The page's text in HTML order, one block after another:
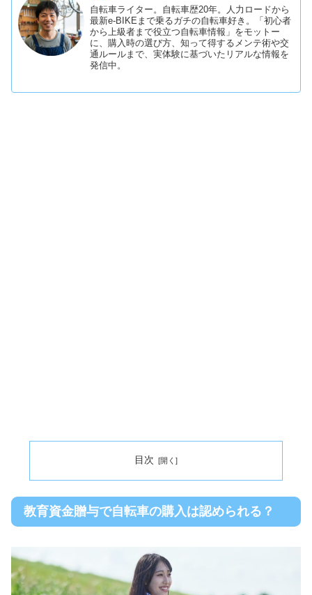
自転車ライター。自転車歴20年。人力ロードから
最新e-BIKEまで乗るガチの自転車好き。「初心者
から上級者まで役立つ自転車情報」をモットー
に、購入時の選び方、知って得するメンテ術や交
通ルールまで、実体験に基づいたリアルな情報を
発信中。
目次
教育資金贈与で自転車の購入は認められる？